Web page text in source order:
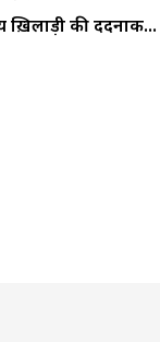
ख़िलाड़ी की दर्दनाक...